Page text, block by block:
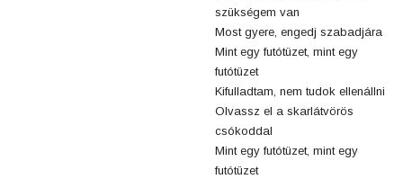
szükségem van
Most gyere, engedj szabadjára
Mint egy futótüzet, mint egy
futótüzet
Kifulladtam, nem tudok ellenállni
Olvassz el a skarlátvörös
csókoddal
Mint egy futótüzet, mint egy
futótüzet